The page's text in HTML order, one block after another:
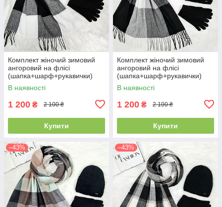
Комплект жіночий зимовий
ангоровий на флісі
(шапка+шарф+рукавички)
ODYSSEY 55-58 см
різнокольоровий 12815 - 1119
В наявності
1 200 ₴ 2 100 ₴
Купити
Комплект жіночий зимовий
ангоровий на флісі
(шапка+шарф+рукавички)
ODYSSEY 55-58 см
різнокольоровий 12815 -
В наявності
1 200 ₴ 2 100 ₴
Купити
–43% –43%